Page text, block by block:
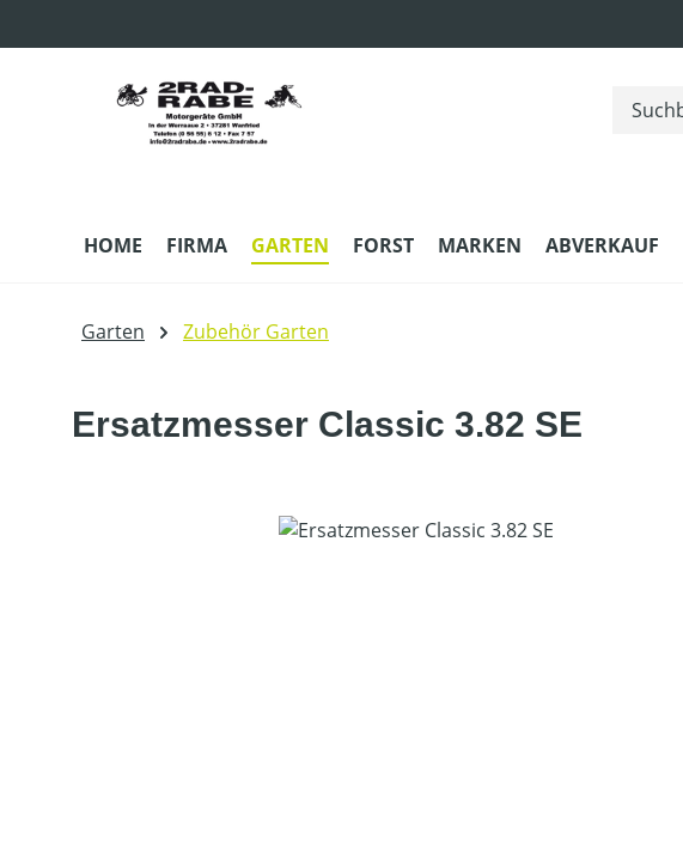
HOME FIRMA GARTEN FORST MARKEN ABVERKAUF
Garten Zubehör Garten
Ersatzmesser Classic 3.82 SE
Bildergalerie überspringen